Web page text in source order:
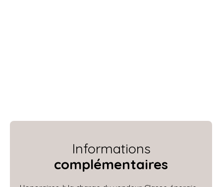
Informations
complémentaires